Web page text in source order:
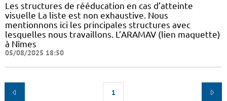
Les structures de rééducation en cas d’atteinte
visuelle La liste est non exhaustive. Nous
mentionnons ici les principales structures avec
lesquelles nous travaillons. L’ARAMAV (lien maquette)
à Nîmes
05/08/2025 18:50
1